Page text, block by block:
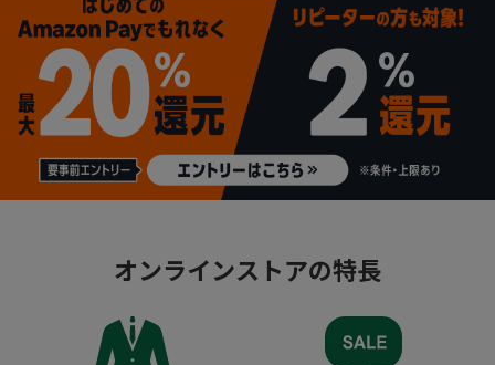
オンラインストアの特長